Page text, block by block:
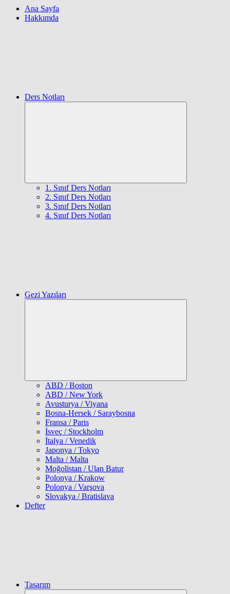
Ana Sayfa
Hakkımda
Ders Notları
1. Sınıf Ders Notları
2. Sınıf Ders Notları
3. Sınıf Ders Notları
4. Sınıf Ders Notları
Gezi Yazıları
ABD / Boston
ABD / New York
Avusturya / Viyana
Bosna-Hersek / Saraybosna
Fransa / Paris
İsveç / Stockholm
İtalya / Venedik
Japonya / Tokyo
Malta / Malta
Moğolistan / Ulan Batur
Polonya / Krakow
Polonya / Varşova
Slovakya / Bratislava
Defter
Tasarım